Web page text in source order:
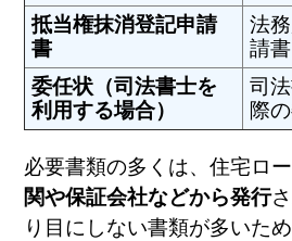
抵当権抹消登記申請
書
法
請書
委任状（司法書士を
利用する場合）
司
際
必要書類の多くは、住宅ロ
関や保証会社などから発行
り目にしない書類が多いた